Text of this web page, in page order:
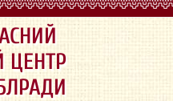
ЦЕНТР